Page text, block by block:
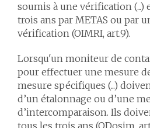
soumis à une vérification (...)
trois ans par METAS ou par
vérification (OIMRI, art.9).
Lorsqu'un moniteur de
pour effectuer une mesure
mesure spécifiques (...)
d’un étalonnage ou d’une
d’intercomparaison. Ils
tous les trois ans (ODosim,